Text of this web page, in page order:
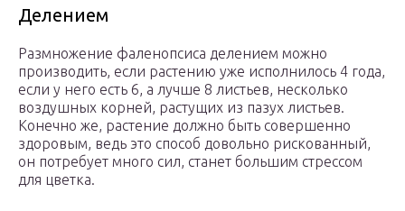
Делением
Размножение фаленопсиса делением можно
производить, если растению уже исполнилось 4 года,
если у него есть 6, а лучше 8 листьев, несколько
воздушных корней, растущих из пазух листьев.
Конечно же, растение должно быть совершенно
здоровым, ведь это способ довольно рискованный,
он потребует много сил, станет большим стрессом
для цветка.